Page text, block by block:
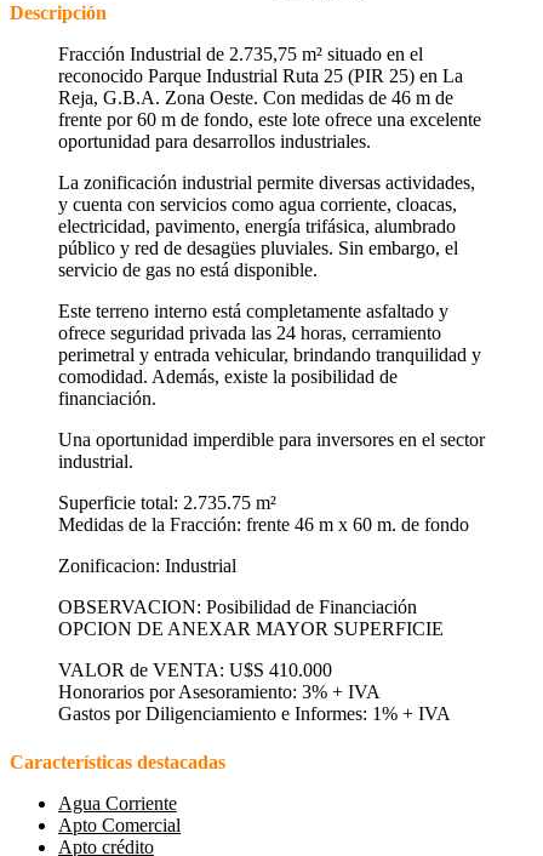
Descripción
Fracción Industrial de 2.735,75 m² situado en el
reconocido Parque Industrial Ruta 25 (PIR 25) en La
Reja, G.B.A. Zona Oeste. Con medidas de 46 m de
frente por 60 m de fondo, este lote ofrece una excelente
oportunidad para desarrollos industriales.
La zonificación industrial permite diversas actividades,
y cuenta con servicios como agua corriente, cloacas,
electricidad, pavimento, energía trifásica, alumbrado
público y red de desagües pluviales. Sin embargo, el
servicio de gas no está disponible.
Este terreno interno está completamente asfaltado y
ofrece seguridad privada las 24 horas, cerramiento
perimetral y entrada vehicular, brindando tranquilidad y
comodidad. Además, existe la posibilidad de
financiación.
Una oportunidad imperdible para inversores en el sector
industrial.
Superficie total: 2.735.75 m²
Medidas de la Fracción: frente 46 m x 60 m. de fondo
Zonificacion: Industrial
OBSERVACION: Posibilidad de Financiación
OPCION DE ANEXAR MAYOR SUPERFICIE
VALOR de VENTA: U$S 410.000
Honorarios por Asesoramiento: 3% + IVA
Gastos por Diligenciamiento e Informes: 1% + IVA
Características destacadas
Agua Corriente
Apto Comercial
Apto crédito